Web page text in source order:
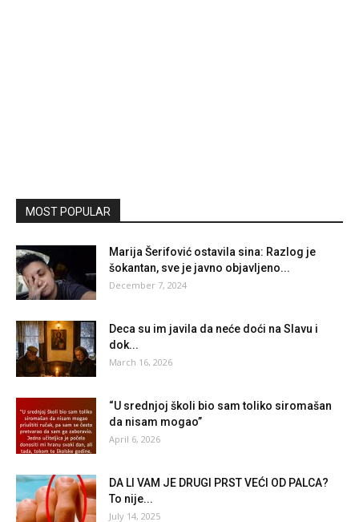
MOST POPULAR
Marija Šerifović ostavila sina: Razlog je
šokantan, sve je javno objavljeno...
December 7, 2024
Deca su im javila da neće doći na Slavu i
dok...
March 16, 2026
“U srednjoj školi bio sam toliko siromašan
da nisam mogao”
April 6, 2026
DA LI VAM JE DRUGI PRST VEĆI OD PALCA?
To nije...
July 14, 2025